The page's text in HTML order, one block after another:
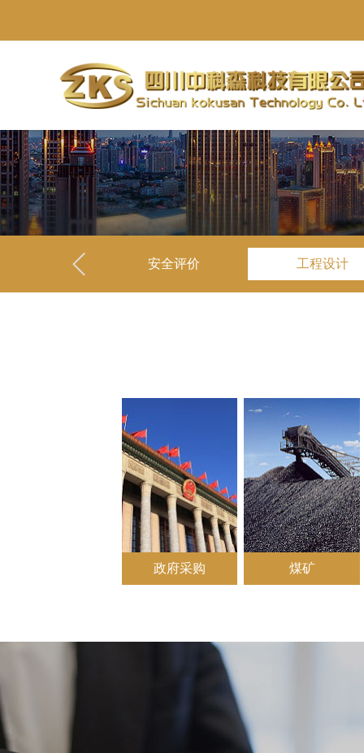
安全评价 工程设计
政府采购 煤矿